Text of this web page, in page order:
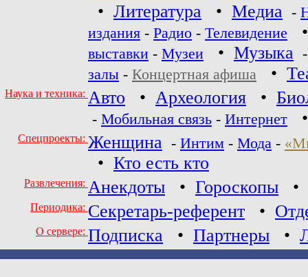
• Литература • Медиа -
издания - Радио - Телевидение
выставки - Музеи • Музыка
залы - Концертная афиша •
Наука и техника: Авто • Археология •
- Мобильная связь - Интернет
Спецпроекты: Женщина - Интим - Мода -
• Кто есть кто
Развлечения: Анекдоты • Гороскопы •
Периодика: Секретарь-референт •
О сервере: Подписка • Партнеры •